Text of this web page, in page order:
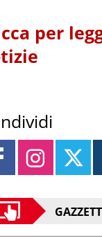
per